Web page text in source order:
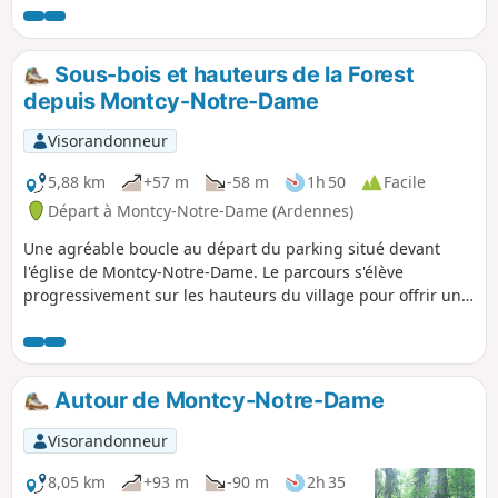
Sormonne mais la majorité de la balade est dans la nature.
Sous-bois et hauteurs de la Forest
depuis Montcy-Notre-Dame
Visorandonneur
5,88 km
+57 m -58 m 1h 50
Facile
Départ à Montcy-Notre-Dame (Ardennes)
Une agréable boucle au départ du parking situé devant
l'église de Montcy-Notre-Dame. Le parcours s'élève
progressivement sur les hauteurs du village pour offrir une
ombragés en sous-bois dans le secteur de la Forest, idéal
pour une sortie au frais les jours de chaleur.
Autour de Montcy-Notre-Dame
Visorandonneur
8,05 km
+93 m -90 m
2h 35